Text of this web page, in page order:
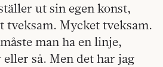
ut sin egen konst,
tveksam. Mycket tveksam.
man ha en linje,
så. Men det har jag